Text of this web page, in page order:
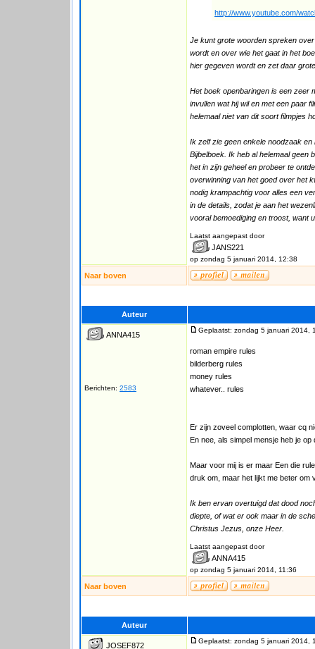
http://www.youtube.com/
Je kunt grote woorden spreken
wordt en over wie het gaat in het
hier gegeven wordt en zet daar
Het boek openbaringen is een zeer
invullen wat hij wil en met een paar
helemaal niet van dit soort filmpjes
Ik zelf zie geen enkele noodzaak en
Bijbelboek. Ik heb al helemaal geen
het in zijn geheel en probeer te
overwinning van het goed over het
nodig krampachtig voor alles een
in de details, zodat je aan het
vooral bemoediging en troost, want
Laatst aangepast door
JANS221
op zondag 5 januari 2014, 12:38
Naar boven
Auteur
ANNA415
Berichten: 2583
Geplaatst: zondag 5 januari 2014,
roman empire rules
bilderberg rules
money rules
whatever.. rules
Er zijn zoveel complotten, waar cq
En nee, als simpel mensje heb je
Maar voor mij is er maar Een die
druk om, maar het lijkt me beter om
Ik ben ervan overtuigd dat dood
diepte, of wat er ook maar in de
Christus Jezus, onze Heer.
Laatst aangepast door
ANNA415
op zondag 5 januari 2014, 11:36
Naar boven
Auteur
JOSEF872
Geplaatst: zondag 5 januari 2014,